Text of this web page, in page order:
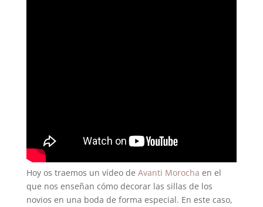
Hoy os traemos un vídeo de Avanti Morocha en el
que nos enseñan cómo decorar las sillas de los
novios en una boda de forma especial. En este caso,